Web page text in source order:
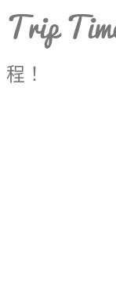
Trip
程！